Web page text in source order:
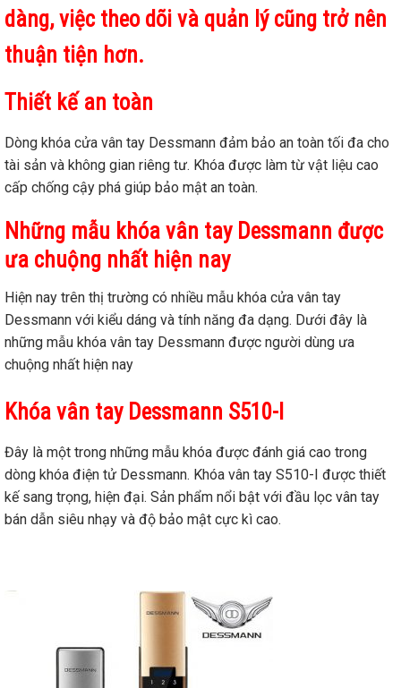
dàng, việc theo dõi và quản lý cũng trở nên
thuận tiện hơn.
Thiết kế an toàn
Dòng khóa cửa vân tay Dessmann đảm bảo an toàn tối đa cho
tài sản và không gian riêng tư. Khóa được làm từ vật liệu cao
cấp chống cậy phá giúp bảo mật an toàn.
Những mẫu khóa vân tay Dessmann được
ưa chuộng nhất hiện nay
Hiện nay trên thị trường có nhiều mẫu khóa cửa vân tay
Dessmann với kiểu dáng và tính năng đa dạng. Dưới đây là
những mẫu khóa vân tay Dessmann được người dùng ưa
chuộng nhất hiện nay
Khóa vân tay Dessmann S510-I
Đây là một trong những mẫu khóa được đánh giá cao trong
dòng khóa điện tử Dessmann. Khóa vân tay S510-I được thiết
kế sang trọng, hiện đại. Sản phẩm nổi bật với đầu lọc vân tay
bán dẫn siêu nhạy và độ bảo mật cực kì cao.